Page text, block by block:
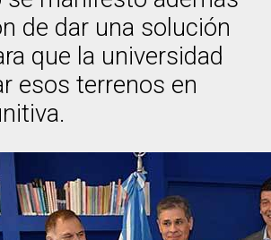
de dar una solución
que la universidad
esos terrenos en